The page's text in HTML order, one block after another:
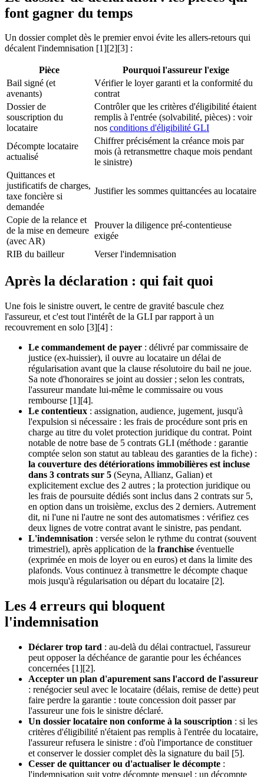
font gagner du temps
Un dossier complet dès le premier envoi évite les allers-retours qui
décalent l'indemnisation [1][2][3] :
Pièce
Pourquoi l'assureur l'exige
Bail signé (et
avenants)
Vérifier le loyer garanti et la conformité du
contrat
Dossier de
souscription du
locataire
Contrôler que les critères d'éligibilité étaient
remplis à l'entrée (solvabilité, pièces) : voir
nos conditions d'éligibilité GLI
Décompte locataire
actualisé
Chiffrer précisément la créance mois par
mois (à retransmettre chaque mois pendant
le sinistre)
Quittances et
justificatifs de charges,
taxe foncière si
demandée
Justifier les sommes quittancées au locataire
Copie de la relance et
de la mise en demeure
(avec AR)
Prouver la diligence pré-contentieuse
exigée
RIB du bailleur
Verser l'indemnisation
Après la déclaration : qui fait quoi
Une fois le sinistre ouvert, le centre de gravité bascule chez
l'assureur, et c'est tout l'intérêt de la GLI par rapport à un
recouvrement en solo [3][4] :
Le commandement de payer : délivré par commissaire de
justice (ex-huissier), il ouvre au locataire un délai de
régularisation avant que la clause résolutoire du bail ne joue.
Sa note d'honoraires se joint au dossier ; selon les contrats,
l'assureur mandate lui-même le commissaire ou vous
rembourse [1][4].
Le contentieux : assignation, audience, jugement, jusqu'à
l'expulsion si nécessaire : les frais de procédure sont pris en
charge au titre du volet protection juridique du contrat. Point
notable de notre base de 5 contrats GLI (méthode : garantie
comptée selon son statut au tableau des garanties de la fiche) :
la couverture des détériorations immobilières est incluse
dans 3 contrats sur 5 (Seyna, Allianz, Galian) et
explicitement exclue des 2 autres ; la protection juridique ou
les frais de poursuite dédiés sont inclus dans 2 contrats sur 5,
en option dans un troisième, exclus des 2 derniers. Autrement
dit, ni l'une ni l'autre ne sont des automatismes : vérifiez ces
deux lignes de votre contrat avant le sinistre, pas pendant.
L'indemnisation : versée selon le rythme du contrat (souvent
trimestriel), après application de la franchise éventuelle
(exprimée en mois de loyer ou en euros) et dans la limite des
plafonds. Vous continuez à transmettre le décompte chaque
mois jusqu'à régularisation ou départ du locataire [2].
Les 4 erreurs qui bloquent
l'indemnisation
Déclarer trop tard : au-delà du délai contractuel, l'assureur
peut opposer la déchéance de garantie pour les échéances
concernées [1][2].
Accepter un plan d'apurement sans l'accord de l'assureur
: renégocier seul avec le locataire (délais, remise de dette) peut
faire perdre la garantie : toute concession doit passer par
l'assureur une fois le sinistre déclaré.
Un dossier locataire non conforme à la souscription : si les
critères d'éligibilité n'étaient pas remplis à l'entrée du locataire,
l'assureur refusera le sinistre : d'où l'importance de constituer
et conserver le dossier complet dès la signature du bail [5].
Cesser de quittancer ou d'actualiser le décompte :
l'indemnisation suit votre décompte mensuel ; un décompte